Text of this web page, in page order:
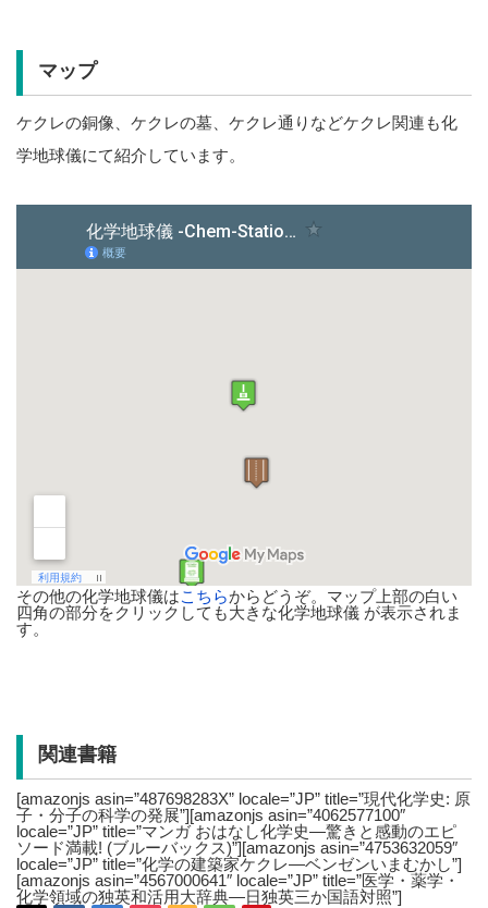
マップ
ケクレの銅像、ケクレの墓、ケクレ通りなどケクレ関連も化
学地球儀にて紹介しています。
その他の化学地球儀はこちらからどうぞ。マップ上部の白い
四角の部分をクリックしても大きな化学地球儀 が表示されま
す。
関連書籍
[amazonjs asin=”487698283X” locale=”JP” title=”現代化学史: 原
子・分子の科学の発展”][amazonjs asin=”4062577100″
locale=”JP” title=”マンガ おはなし化学史―驚きと感動のエピ
ソード満載! (ブルーバックス)”][amazonjs asin=”4753632059″
locale=”JP” title=”化学の建築家ケクレ―ベンゼンいまむかし”]
[amazonjs asin=”4567000641″ locale=”JP” title=”医学・薬学・
化学領域の独英和活用大辞典―日独英三か国語対照”]